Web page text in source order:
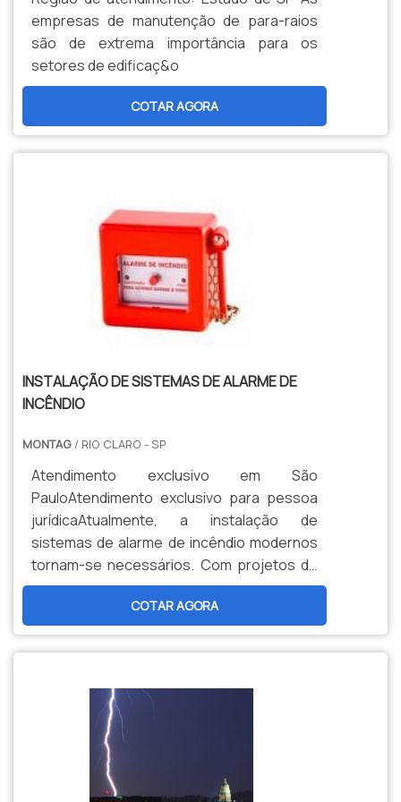
empresas de manutenção de para-raios
são de extrema importância para os
setores de edificaç&o
COTAR AGORA
INSTALAÇÃO DE SISTEMAS DE ALARME DE
INCÊNDIO
MONTAG / RIO CLARO - SP
Atendimento exclusivo em São
PauloAtendimento exclusivo para pessoa
jurídicaAtualmente, a instalação de
sistemas de alarme de incêndio modernos
tornam-se necessários. Com projetos de
verticalização que tomam conta dos
mercados residencial e comercial, os
edifícios são cada vez maiores, comportam
mais pessoas e, por isso, precisam de um
eficaz e competente.O sistema deve
seguir alguns pontos básicos, como:
Central de alarme e detecção; Detectores;
Acionadores manuais; Módulos de entrada
e saída; Sinalizadores.Sem qualquer uma
COTAR AGORA